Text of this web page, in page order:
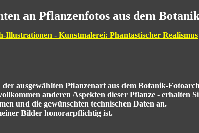
an Pflanzenfotos aus dem
Illustrationen - Kunstmalerei: Phantastischer Realismus
ausgewählten Pflanzenart aus dem Botanik-
anderen Aspekten dieser Pflanze -
und die gewünschten technischen Daten an.
Bilder honorarpflichtig ist.